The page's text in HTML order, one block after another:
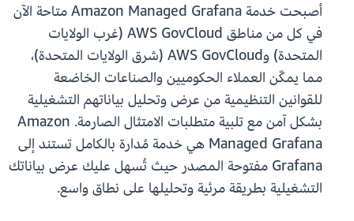
أصبحت خدمة Amazon Managed Grafana متاحة الآن
في كل من مناطق AWS GovCloud (غرب الولايات
المتحدة) وAWS GovCloud (شرق الولايات المتحدة)،
مما يمكّن العملاء الحكوميين والصناعات الخاضعة
للقوانين التنظيمية من عرض وتحليل بياناتهم التشغيلية
بشكل آمن مع تلبية متطلبات الامتثال الصارمة. Amazon
Managed Grafana هي خدمة مُدارة بالكامل تستند إلى
Grafana مفتوحة المصدر حيث تُسهل عليك عرض بياناتك
التشغيلية بطريقة مرئية وتحليلها على نطاق واسع.